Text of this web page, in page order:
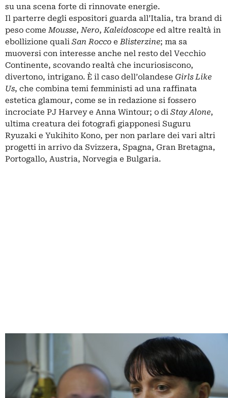
su una scena forte di rinnovate energie.
Il parterre degli espositori guarda all’Italia, tra brand di
peso comeMousse,Nero,Kaleidoscope ed altre realtà in
ebollizione quali San Rocco eBlisterzine; ma sa
muoversi con interesse anche nel resto del Vecchio
Continente, scovando realtà che incuriosiscono,
divertono, intrigano. È il caso dell’olandese Girls Like
Us, che combina temi femministi ad una raffinata
estetica glamour, come se in redazione si fossero
incrociate PJ Harvey e Anna Wintour; o di Stay Alone,
ultima creatura dei fotografi giapponesi Suguru
Ryuzaki e Yukihito Kono, per non parlare dei vari altri
progetti in arrivo da Svizzera, Spagna, Gran Bretagna,
Portogallo, Austria, Norvegia e Bulgaria.